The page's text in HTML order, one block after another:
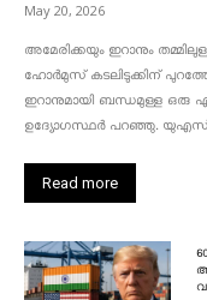
May 20, 2026
അമേരിക്കയും ഇറാനും
ഹോർമുസ് കടലിടുക്കിന്
ഇറാനുമായി ബന്ധമുള്ള ഒരു
ഉദ്യോഗസ്ഥർ പറഞ്ഞു. യുഎസ്
Read more